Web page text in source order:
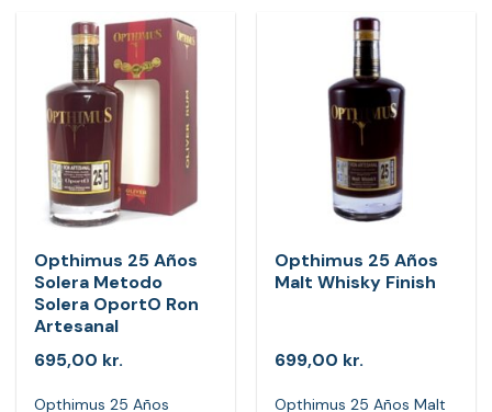
Opthimus 25 Años
Solera Metodo
Solera OportO Ron
Artesanal
695,00 kr.
Opthimus 25 Años
Opthimus 25 Años
Malt Whisky Finish
699,00 kr.
Opthimus 25 Años Malt